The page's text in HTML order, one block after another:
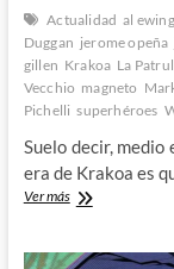
Actualidad al ewing
Duggan jerome opeña
gillen Krakoa La
Vecchio magneto
Pichelli superhéroes
Suelo decir, medio
era de Krakoa es
Ver másX-
–